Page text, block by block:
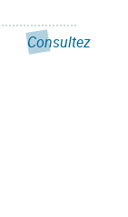
Consultez